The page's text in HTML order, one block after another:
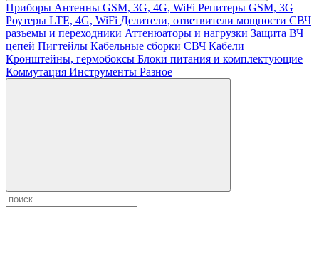
Приборы Антенны GSM, 3G, 4G, WiFi Репитеры GSM, 3G
Роутеры LTE, 4G, WiFi Делители, ответвители мощности СВЧ
разъемы и переходники Аттенюаторы и нагрузки Защита ВЧ
цепей Пигтейлы Кабельные сборки СВЧ Кабели
Кронштейны, гермобоксы Блоки питания и комплектующие
Коммутация Инструменты Разное